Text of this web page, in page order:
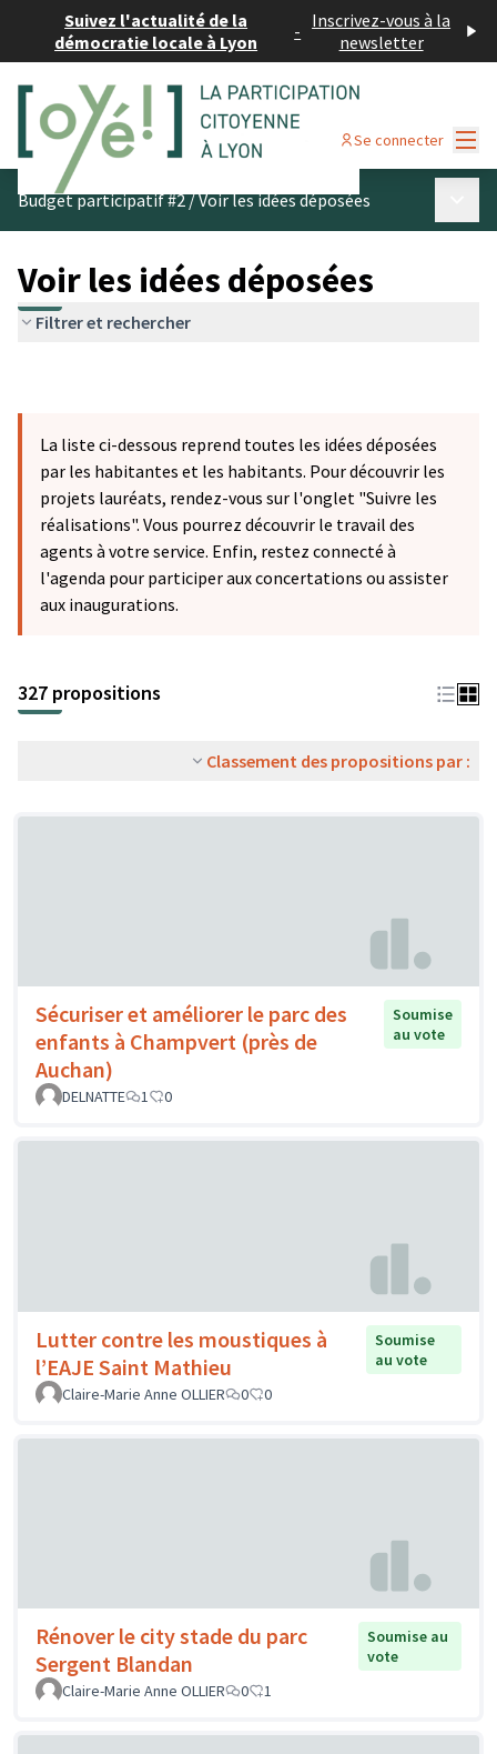
Suivez l'actualité de la
démocratie locale à Lyon
- Inscrivez-vous à la
newsletter
Se connecter
Budget participatif #2/Voir les idées déposées
Voir les idées déposées
Filtrer et rechercher
La liste ci-dessous reprend toutes les idées déposées
par les habitantes et les habitants. Pour découvrir les
projets lauréats, rendez-vous sur l'onglet "Suivre les
réalisations". Vous pourrez découvrir le travail des
agents à votre service. Enfin, restez connecté à
l'agenda pour participer aux concertations ou assister
aux inaugurations.
327 propositions
Classement des propositions par :
Sécuriser et améliorer le parc des
enfants à Champvert (près de
Auchan)
Soumise
au vote
DELNATTE 1 0
Lutter contre les moustiques à
l’EAJE Saint Mathieu
Soumise
au vote
Claire-Marie Anne OLLIER
0 0
Rénover le city stade du parc
Sergent Blandan
Soumise au
vote
Claire-Marie Anne OLLIER
0 1